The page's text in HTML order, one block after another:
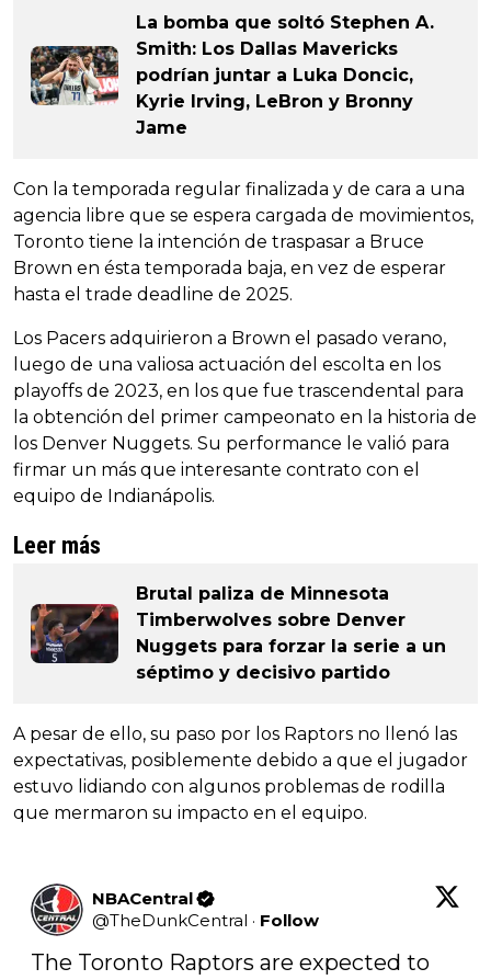
La bomba que soltó Stephen A.
Smith: Los Dallas Mavericks
podrían juntar a Luka Doncic,
Kyrie Irving, LeBron y Bronny
Jame
Con la temporada regular finalizada y de cara a una
agencia libre que se espera cargada de movimientos,
Toronto tiene la intención de traspasar a Bruce
Brown en ésta temporada baja, en vez de esperar
hasta el trade deadline de 2025.
Los Pacers adquirieron a Brown el pasado verano,
luego de una valiosa actuación del escolta en los
playoffs de 2023, en los que fue trascendental para
la obtención del primer campeonato en la historia de
los Denver Nuggets. Su performance le valió para
firmar un más que interesante contrato con el
equipo de Indianápolis.
Leer más
Brutal paliza de Minnesota
Timberwolves sobre Denver
Nuggets para forzar la serie a un
séptimo y decisivo partido
A pesar de ello, su paso por los Raptors no llenó las
expectativas, posiblemente debido a que el jugador
estuvo lidiando con algunos problemas de rodilla
que mermaron su impacto en el equipo.
NBACentral
@TheDunkCentral · Follow
The Toronto Raptors are expected to